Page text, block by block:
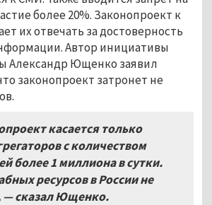
более 20%. Законопроект к
их отвечать за достоверность
Автор инициативы
Александр Ющенко заявил
законопроект затронет не
касается только
с количеством
более 1 миллиона в сутки.
ресурсов в России не
— сказал Ющенко.